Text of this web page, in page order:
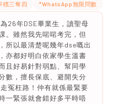
穩三奪四 *WhatsApp無限問數
26年DSE畢業生，讀聖母
。雖然我先啱啱考完，但
所以最清楚呢幾年dse嘅出
亦都好明白依家學生溫書
且好易針對弱點、幫同學
數，擅長保底、避開失分
冤枉路！仲有就係最緊要
一緊張就會錯好多平時唔